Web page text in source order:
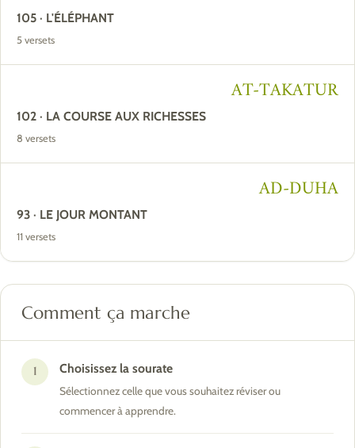
105 · L'ÉLÉPHANT
5 versets
AT-TAKATUR
102 · LA COURSE AUX RICHESSES
8 versets
AD-DUHA
93 · LE JOUR MONTANT
11 versets
Comment ça marche
1 Choisissez la sourate
Sélectionnez celle que vous souhaitez réviser ou
commencer à apprendre.